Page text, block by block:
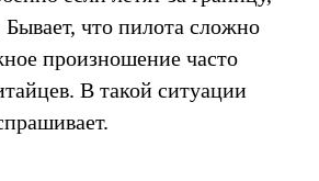
что пилота сложно
произношение часто
В такой ситуации